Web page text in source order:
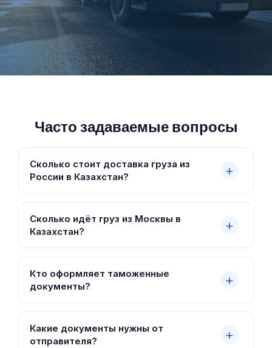
Часто задаваемые вопросы
Сколько стоит доставка груза из
России в Казахстан?
Сколько идёт груз из Москвы в
Казахстан?
Кто оформляет таможенные
документы?
Какие документы нужны от
отправителя?